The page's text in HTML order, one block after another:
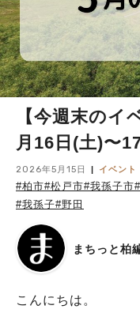
【今週末のイ
月16日(土)〜
2026年5月15日 イベント
#柏市#松戸市#我孫子市
#我孫子#野田
まちっと柏
こんにちは。